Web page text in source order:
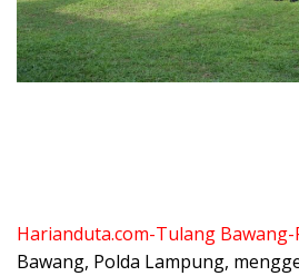
Harianduta.com-Tulang Bawang-
Bawang, Polda Lampung,